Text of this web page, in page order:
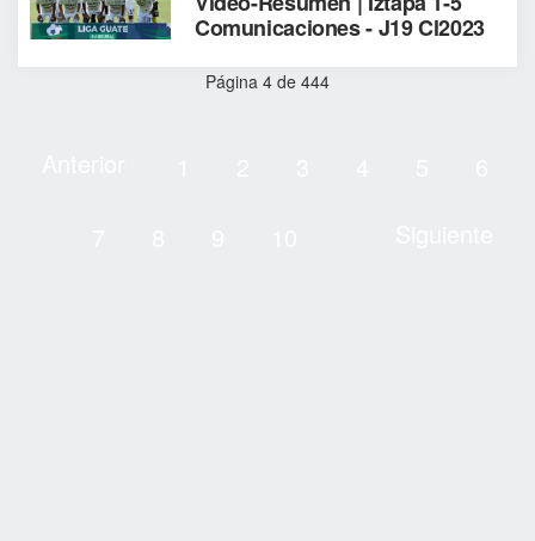
Comunicaciones - J19 Cl2023
Página 4 de 444